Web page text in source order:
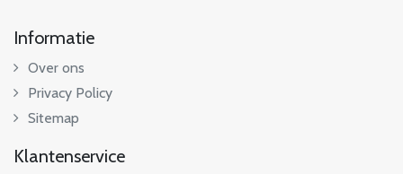
Informatie
Over ons
Privacy Policy
Sitemap
Klantenservice